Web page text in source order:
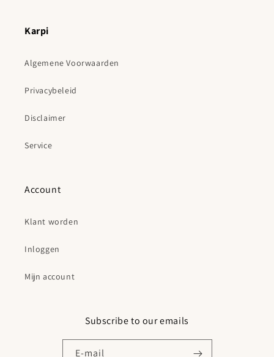
Karpi
Algemene Voorwaarden
Privacybeleid
Disclaimer
Service
Account
Klant worden
Inloggen
Mijn account
Subscribe to our emails
E‑mail